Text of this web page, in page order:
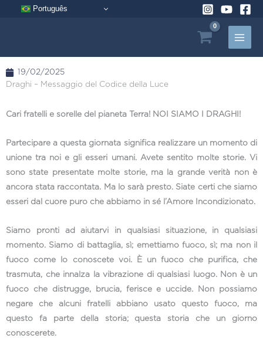
Português
19/02/2025
Draghi – Messaggio del Codice della Luce
Cari fratelli e sorelle del pianeta Terra! NOI SIAMO I DRAGHI!
Partecipare a questa giornata significa realizzare un momento di
unione tra noi e gli esseri umani. Avete sentito molte storie. Vi
sono state presentate molte storie, ma la grande verità non è
ancora stata raccontata. Ma lo sarà presto. Siate certi che siamo
esseri dal cuore puro che abbiamo in sé l’Amore Incondizionato.
Siamo pronti ad aiutarvi in qualsiasi situazione, in qualsiasi
momento. Siamo di battaglia, sì; emettiamo fuoco, sì; ma non il
fuoco come lo conoscete voi. È un fuoco che purifica, che
trasmuta, che innalza la vibrazione di qualsiasi luogo. Non è un
fuoco che distrugge, brucia, ferisce e uccide. Non possiamo
negare che alcuni fratelli abbiano usato questo fuoco, ma
questo fa parte della storia; questa storia che un giorno
conoscerete.